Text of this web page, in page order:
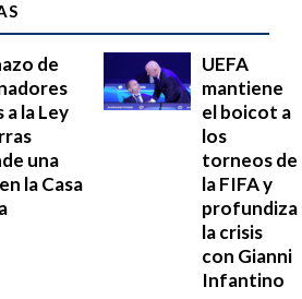
de
a la Ley
una
la Casa
UEFA
mantiene
el boicot a
los
torneos de
la FIFA y
profundiza
la crisis
con Gianni
Infantino